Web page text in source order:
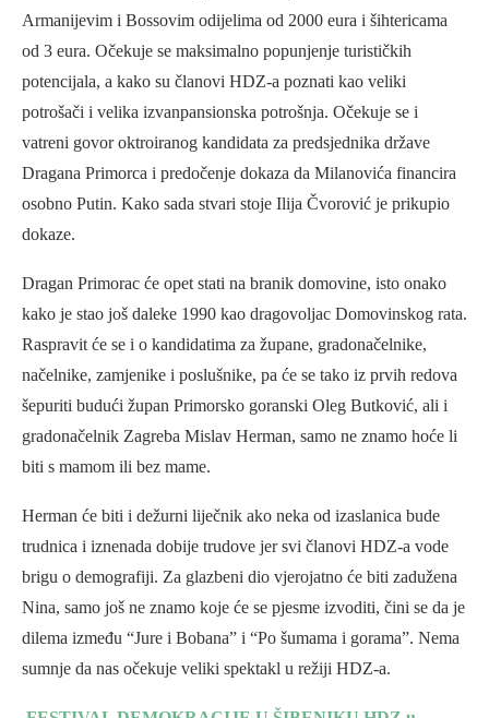
Armanijevim i Bossovim odijelima od 2000 eura i šihtericama
od 3 eura. Očekuje se maksimalno popunjenje turističkih
potencijala, a kako su članovi HDZ-a poznati kao veliki
potrošači i velika izvanpansionska potrošnja. Očekuje se i
vatreni govor oktroiranog kandidata za predsjednika države
Dragana Primorca i predočenje dokaza da Milanovića financira
osobno Putin. Kako sada stvari stoje Ilija Čvorović je prikupio
dokaze.
Dragan Primorac će opet stati na branik domovine, isto onako
kako je stao još daleke 1990 kao dragovoljac Domovinskog rata.
Raspravit će se i o kandidatima za župane, gradonačelnike,
načelnike, zamjenike i poslušnike, pa će se tako iz prvih redova
šepuriti budući župan Primorsko goranski Oleg Butković, ali i
gradonačelnik Zagreba Mislav Herman, samo ne znamo hoće li
biti s mamom ili bez mame.
Herman će biti i dežurni liječnik ako neka od izaslanica bude
trudnica i iznenada dobije trudove jer svi članovi HDZ-a vode
brigu o demografiji. Za glazbeni dio vjerojatno će biti zadužena
Nina, samo još ne znamo koje će se pjesme izvoditi, čini se da je
dilema između “Jure i Bobana” i “Po šumama i gorama”. Nema
sumnje da nas očekuje veliki spektakl u režiji HDZ-a.